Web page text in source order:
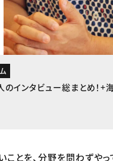
インタビュー総まとめ！
とを、分野を問わずやっ